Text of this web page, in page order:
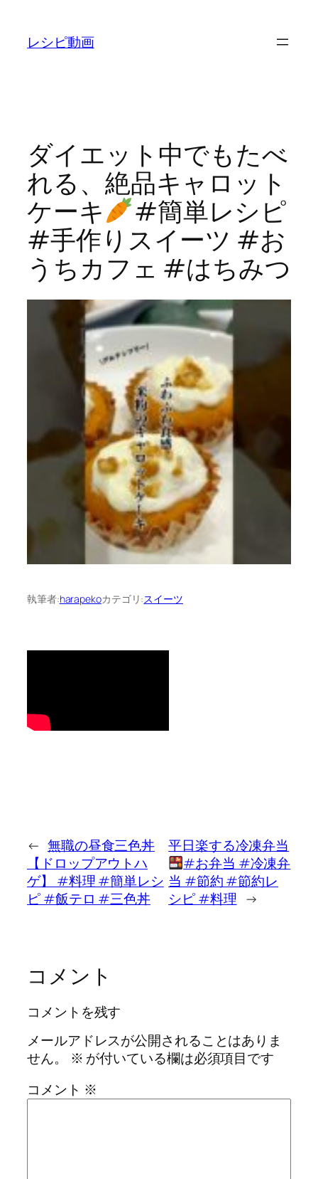
レシピ動画
ダイエット中でもたべ
れる、絶品キャロット
ケーキ
#簡単レシピ
#手作りスイーツ #お
うちカフェ #はちみつ
執筆者:harapekoカテゴリ:スイーツ
← 無職の昼食三色丼
【ドロップアウトハ
ゲ】 #料理 #簡単レシ
ピ #飯テロ #三色丼
平日楽する冷凍弁当
#お弁当 #冷凍弁
当 #節約 #節約レ
シピ #料理 →
コメント
コメントを残す
メールアドレスが公開されることはありま
せん。
※ が付いている欄は必須項目です
コメント ※